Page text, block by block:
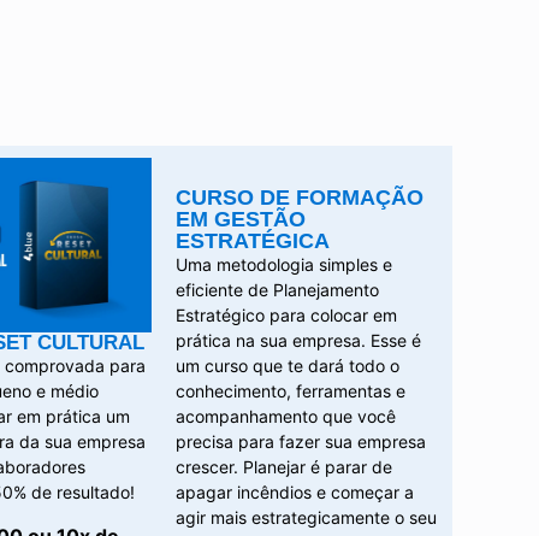
CULTURAL
para
e médio
em prática um
da sua empresa
de resultado!
CURSO DE FORMAÇÃO
EM GESTÃO
ESTRATÉGICA
Uma metodologia simples e
eficiente de Planejamento
Estratégico para colocar em
prática na sua empresa. Esse é
um curso que te dará todo o
conhecimento, ferramentas e
acompanhamento que você
precisa para fazer sua empresa
crescer. Planejar é parar de
apagar incêndios e começar a
agir mais estrategicamente o seu